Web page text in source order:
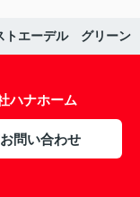
トエーデル グリーン
ハナホーム
お問い合わせ